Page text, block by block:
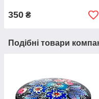
350 ₴
Подібні товари